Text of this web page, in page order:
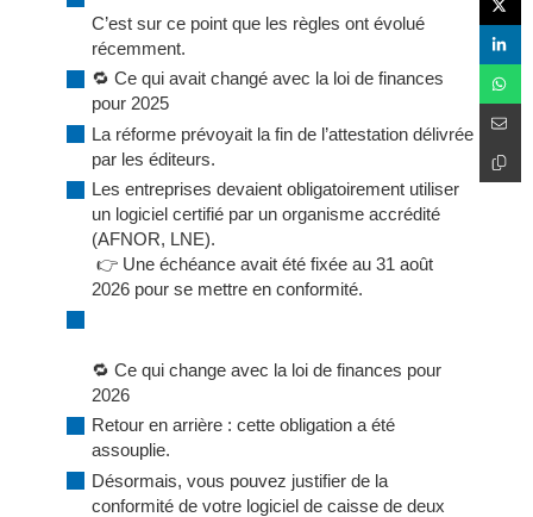
C’est sur ce point que les règles ont évolué
récemment.
🔁 Ce qui avait changé avec la loi de finances
pour 2025
La réforme prévoyait la fin de l’attestation délivrée
par les éditeurs.
Les entreprises devaient obligatoirement utiliser
un logiciel certifié par un organisme accrédité
(AFNOR, LNE).
👉 Une échéance avait été fixée au 31 août
2026 pour se mettre en conformité.
🔁 Ce qui change avec la loi de finances pour
2026
Retour en arrière : cette obligation a été
assouplie.
Désormais, vous pouvez justifier de la
conformité de votre logiciel de caisse de deux